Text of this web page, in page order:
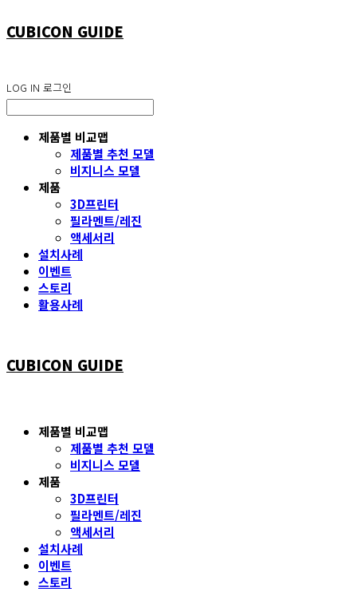
CUBICON GUIDE
LOG IN 로그인
제품별 비교맵
제품별 추천 모델
비지니스 모델
제품
3D프린터
필라멘트/레진
액세서리
설치사례
이벤트
스토리
활용사례
CUBICON GUIDE
제품별 비교맵
제품별 추천 모델
비지니스 모델
제품
3D프린터
필라멘트/레진
액세서리
설치사례
이벤트
스토리